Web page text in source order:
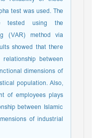
test was used. The
tested using the
(VAR) method via
showed that there
between
dimensions of
population. Also,
of employees plays
between Islamic
of industrial